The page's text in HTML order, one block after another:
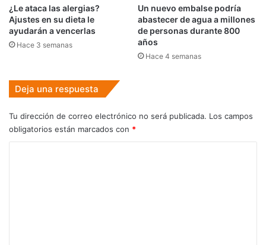
¿Le ataca las alergias?
Ajustes en su dieta le
ayudarán a vencerlas
Hace 3 semanas
Un nuevo embalse podría
abastecer de agua a millones
de personas durante 800
años
Hace 4 semanas
Deja una respuesta
Tu dirección de correo electrónico no será publicada. Los campos
obligatorios están marcados con *